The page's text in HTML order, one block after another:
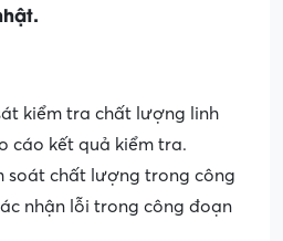
kiểm tra chất lượng linh
cáo kết quả kiểm tra.
soát chất lượng trong công
nhận lỗi trong công đoạn